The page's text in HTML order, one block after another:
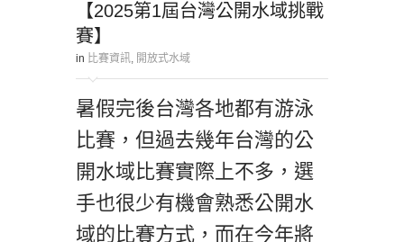
【2025第1屆台灣公開水域挑戰
賽】
in 比賽資訊, 開放式水域
暑假完後台灣各地都有游泳
比賽，但過去幾年台灣的公
開水域比賽實際上不多，選
手也很少有機會熟悉公開水
域的比賽方式，而在今年將